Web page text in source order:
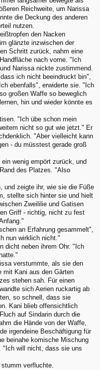
Reichweite, um Narissa
die Deckung des anderen
nutzen.
den Nacken
glänzte inzwischen der
Schritt zurück, nahm eine
nach vorne. "Ich
Narissa nickte zustimmend.
ich nicht beeindruckt bin",
ebenfalls", erwiderte sie. "Ich
großen Waffe so beweglich
hin und wieder könnte es
"Ich übe schon mein
nicht so gut wie jetzt." Er
"Aber vielleicht kann
- du müsstest gerade groß
wenig empört zurück, und
des Platzes. "Also
und zeigte ihr, wie sie die Füße
stellte sich hinter sie und hielt
Zweililie und Gatisen
Griff - richtig, nicht zu fest
an Erfahrung gesammelt",
nun wirklich nicht."
dicht neben ihrem Ohr. "Ich
verstummte, als sie den
mit Kani aus den Gärten
stehen sah. Für einen
sich Aerien ruckartig ab
so schnell, dass sie
Kani blieb offensichtlich
auf Sindarin durch die
die Hände von der Waffe,
irgendeine Beschäftigung für
beinahe komische Mischung
"Ich will nicht, dass sie uns
verfluchte.